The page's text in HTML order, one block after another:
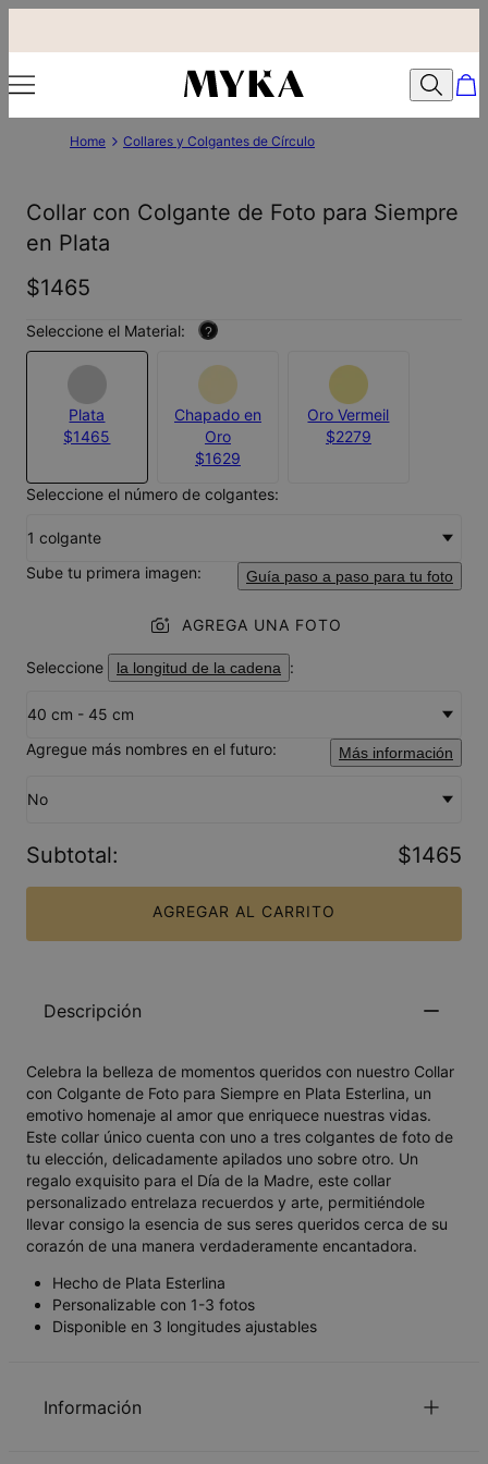
Home Collares y Colgantes de Círculo
Collar con Colgante de Foto para Siempre
en Plata
$1465
Seleccione el Material: ?
Plata
$1465
Chapado en
Oro
$1629
Oro Vermeil
$2279
Seleccione el número de colgantes:
1 colgante
Sube tu primera imagen:
Guía paso a paso para tu foto
AGREGA UNA FOTO
Seleccione la longitud de la cadena :
40 cm - 45 cm
Agregue más nombres en el futuro:
Más información
No
Subtotal: $1465
AGREGAR AL CARRITO
Descripción
Celebra la belleza de momentos queridos con nuestro Collar
con Colgante de Foto para Siempre en Plata Esterlina, un
emotivo homenaje al amor que enriquece nuestras vidas.
Este collar único cuenta con uno a tres colgantes de foto de
tu elección, delicadamente apilados uno sobre otro. Un
regalo exquisito para el Día de la Madre, este collar
personalizado entrelaza recuerdos y arte, permitiéndole
llevar consigo la esencia de sus seres queridos cerca de su
corazón de una manera verdaderamente encantadora.
Hecho de Plata Esterlina
Personalizable con 1-3 fotos
Disponible en 3 longitudes ajustables
Información